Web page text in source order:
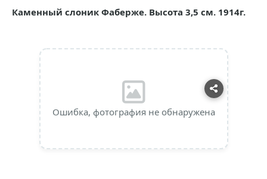
Каменный слоник Фаберже. Высота 3,5 см. 1914г.
Ошибка, фотография не обнаружена